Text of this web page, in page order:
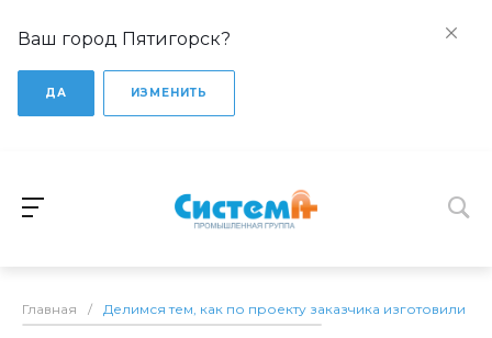
Ваш город Пятигорск?
ДА ИЗМЕНИТЬ
Главная / Делимся тем, как по проекту заказчика изготовили